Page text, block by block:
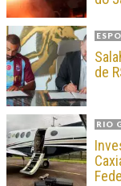
de
RIO